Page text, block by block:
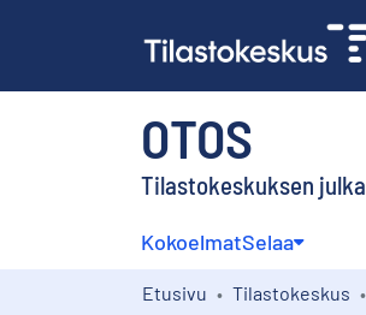
OTOS
Tilastokeskuksen
KokoelmatSelaa
Etusivu Tilastokeskus